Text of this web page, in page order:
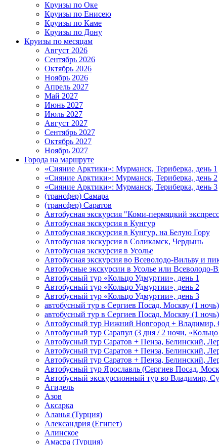
Круизы по Оке
Круизы по Енисею
Круизы по Каме
Круизы по Дону
Круизы по месяцам
Август 2026
Сентябрь 2026
Октябрь 2026
Ноябрь 2026
Апрель 2027
Май 2027
Июнь 2027
Июль 2027
Август 2027
Сентябрь 2027
Октябрь 2027
Ноябрь 2027
Города на маршруте
«Сияние Арктики»: Мурманск, Териберка, день 1
«Сияние Арктики»: Мурманск, Териберка, день 2
«Сияние Арктики»: Мурманск, Териберка, день 3
(трансфер) Самара
(трансфер) Саратов
Автобусная экскурсия "Коми-пермяцкий
Автобусная экскурсия в Кунгур
Автобусная экскурсия в Кунгур, на Белую Гору
Автобусная экскурсия в Соликамск, Чердынь
Автобусная экскурсия в Усолье
Автобусная экскурсия во Всеволодо-Вильву и
Автобусные экскурсии в Усолье или Всеволодо-
Автобусный тур «Кольцо Удмуртии», день 1
Автобусный тур «Кольцо Удмуртии», день 2
Автобусный тур «Кольцо Удмуртии», день 3
автобусный тур в Сергиев Посад, Москву (1
автобусный тур в Сергиев Посад, Москву (1
Автобусный тур Нижний Новгород + Владимир,
Автобусный тур Сарапул (3 дня / 2 ночи,
Автобусный тур Саратов + Пенза, Белинский,
Автобусный тур Саратов + Пенза, Белинский,
Автобусный тур Саратов + Пенза, Белинский,
Автобусный тур Ярославль (Сергиев Посад,
Автобусный экскурсионный тур во Владимир,
Агидель
Азов
Аксарка
Аланья (Турция)
Александрия (Египет)
Алинское
Амасра (Турция)